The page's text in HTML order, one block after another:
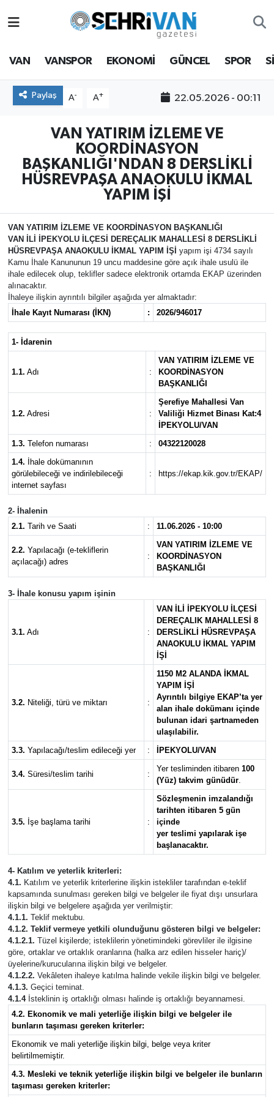
VAN VANSPOR EKONOMİ GÜNCEL SPOR
Paylaş A- A+ 22.05.2026 - 00:11
VAN YATIRIM İZLEME VE
KOORDİNASYON
BAŞKANLIĞI'NDAN 8 DERSLİKLİ
HÜSREVPAŞA ANAOKULU İKMAL
YAPIM İŞİ
VAN YATIRIM İZLEME VE KOORDİNASYON BAŞKANLIĞI
VAN İLİ İPEKYOLU İLÇESİ DEREÇALIK MAHALLESİ 8 DERSLİKLİ
HÜSREVPAŞA ANAOKULU İKMAL YAPIM İŞİ yapım işi 4734 sayılı
Kamu İhale Kanununun 19 uncu maddesine göre açık ihale usulü ile
ihale edilecek olup, teklifler sadece elektronik ortamda EKAP üzerinden
alınacaktır.
İhaleye ilişkin ayrıntılı bilgiler aşağıda yer almaktadır:
İhale Kayıt Numarası (İKN)
: 2026/946017
1- İdarenin
1.1. Adı :
VAN YATIRIM İZLEME VE
KOORDİNASYON
BAŞKANLIĞI
1.2. Adresi :
Şerefiye Mahallesi Van
Valiliği Hizmet Binası Kat:4
İPEKYOLU/VAN
1.3. Telefon numarası :
04322120028
1.4. İhale dokümanının
görülebileceği ve indirilebileceği
internet sayfası
: https://ekap.kik.gov.tr/EKAP/
2- İhalenin
2.1. Tarih ve Saati : 11.06.2026 - 10:00
2.2. Yapılacağı (e-tekliflerin
açılacağı) adres
:
VAN YATIRIM İZLEME VE
KOORDİNASYON
BAŞKANLIĞI
3- İhale konusu yapım işinin
3.1. Adı :
VAN İLİ İPEKYOLU İLÇESİ
DEREÇALIK MAHALLESİ 8
DERSLİKLİ HÜSREVPAŞA
ANAOKULU İKMAL YAPIM
İŞİ
3.2. Niteliği, türü ve miktarı :
1150 M2 ALANDA İKMAL
YAPIM İŞİ
Ayrıntılı bilgiye EKAP’ta yer
alan ihale dokümanı içinde
bulunan idari şartnameden
ulaşılabilir.
3.3. Yapılacağı/teslim edileceği yer : İPEKYOLU/VAN
3.4. Süresi/teslim tarihi :
Yer tesliminden itibaren 100
(Yüz) takvim günüdür.
3.5. İşe başlama tarihi :
Sözleşmenin imzalandığı
tarihten itibaren 5 gün
içinde
yer teslimi yapılarak işe
başlanacaktır.
4- Katılım ve yeterlik kriterleri:
4.1. Katılım ve yeterlik kriterlerine ilişkin istekliler tarafından e-teklif
kapsamında sunulması gereken bilgi ve belgeler ile fiyat dışı unsurlara
ilişkin bilgi ve belgelere aşağıda yer verilmiştir:
4.1.1. Teklif mektubu.
4.1.2. Teklif vermeye yetkili olunduğunu gösteren bilgi ve belgeler:
4.1.2.1. Tüzel kişilerde; isteklilerin yönetimindeki görevliler ile ilgisine
göre, ortaklar ve ortaklık oranlarına (halka arz edilen hisseler hariç)/
üyelerine/kurucularına ilişkin bilgi ve belgeler.
4.1.2.2. Vekâleten ihaleye katılma halinde vekile ilişkin bilgi ve belgeler.
4.1.3. Geçici teminat.
4.1.4İsteklinin iş ortaklığı olması halinde iş ortaklığı beyannamesi.
4.2. Ekonomik ve mali yeterliğe ilişkin bilgi ve belgeler ile
bunların taşıması gereken kriterler:
Ekonomik ve mali yeterliğe ilişkin bilgi, belge veya kriter
belirtilmemiştir.
4.3. Mesleki ve teknik yeterliğe ilişkin bilgi ve belgeler ile bunların
taşıması gereken kriterler:
Van Hava Durumu
VAN Namaz Vakitleri
Van Trafik Yoğunluk Haritası
Süper Lig Puan Durumu ve Fikstür
Son Dakika Haberleri
Haber Arşivi